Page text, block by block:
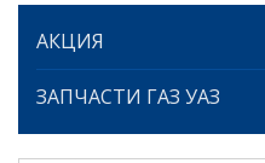
АКЦИЯ
ЗАПЧАСТИ ГАЗ УАЗ